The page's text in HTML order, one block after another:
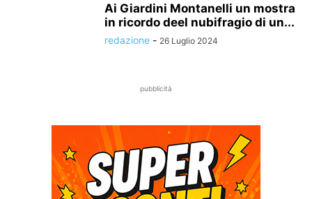
Ai Giardini Montanelli un mostra
in ricordo deel nubifragio di un...
redazione - 26 Luglio 2024
pubblicità